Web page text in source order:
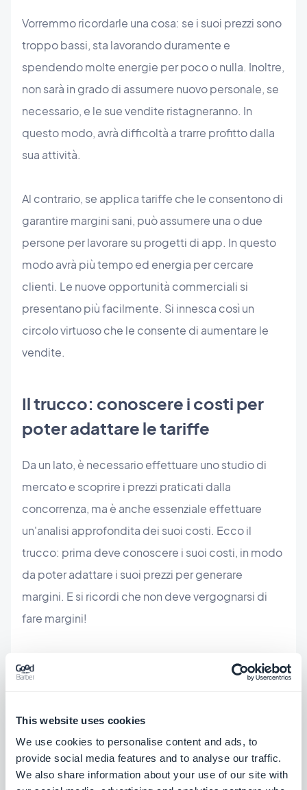
This website uses cookies
We use cookies to personalise content and ads, to
provide social media features and to analyse our traffic.
We also share information about your use of our site with
Vorremmo ricordarle una cosa: se i suoi prezzi sono
troppo bassi, sta lavorando duramente e
spendendo molte energie per poco o nulla. Inoltre,
non sarà in grado di assumere nuovo personale, se
necessario, e le sue vendite ristagneranno. In
questo modo, avrà difficoltà a trarre profitto dalla
sua attività.
Al contrario, se applica tariffe che le consentono di
garantire margini sani, può assumere una o due
persone per lavorare su progetti di app. In questo
modo avrà più tempo ed energia per cercare
clienti. Le nuove opportunità commerciali si
presentano più facilmente. Si innesca così un
circolo virtuoso che le consente di aumentare le
vendite.
Il trucco: conoscere i costi per
poter adattare le tariffe
Da un lato, è necessario effettuare uno studio di
mercato e scoprire i prezzi praticati dalla
concorrenza, ma è anche essenziale effettuare
un'analisi approfondita dei suoi costi. Ecco il
trucco: prima deve conoscere i suoi costi, in modo
da poter adattare i suoi prezzi per generare
margini. E si ricordi che non deve vergognarsi di
fare margini!
Quali sono i costi? In generale, possiamo
concordare che i costi principali che dovrà
Innanzitutto, l'abbonamento a GoodBarber, che
può essere mensile o annuale. Poi, il suo stipendio
+ lo stipendio dei suoi dipendenti (se ne ha). Infine,